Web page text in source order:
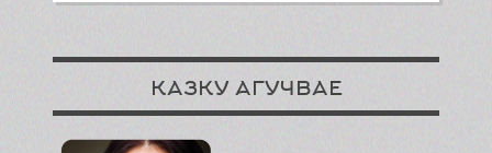
КАЗКУ АГУЧВАЕ